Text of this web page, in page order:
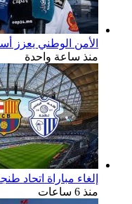
الأمن الوطني يعزز
منذ ساعة واحدة
إلغاء مباراة اتحاد
منذ 6 ساعات